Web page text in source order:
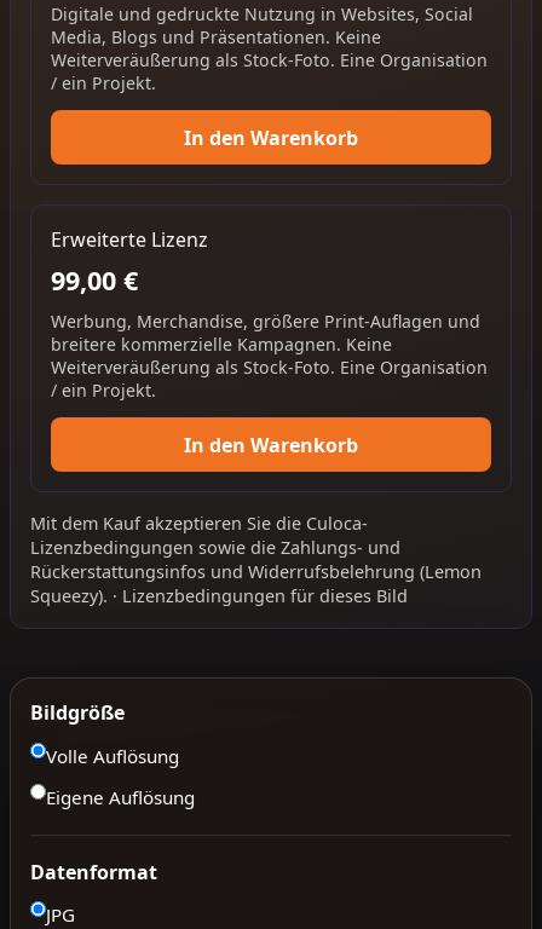
Digitale und gedruckte Nutzung in Websites, Social
Media, Blogs und Präsentationen. Keine
Weiterveräußerung als Stock-Foto. Eine Organisation
/ ein Projekt.
In den Warenkorb
Erweiterte Lizenz
99,00 €
Werbung, Merchandise, größere Print-Auflagen und
breitere kommerzielle Kampagnen. Keine
Weiterveräußerung als Stock-Foto. Eine Organisation
/ ein Projekt.
In den Warenkorb
Mit dem Kauf akzeptieren Sie die Culoca-
Lizenzbedingungen sowie die Zahlungs- und
Rückerstattungsinfos und Widerrufsbelehrung (Lemon
Squeezy). · Lizenzbedingungen für dieses Bild
Bildgröße
Volle Auflösung
Eigene Auflösung
Datenformat
JPG